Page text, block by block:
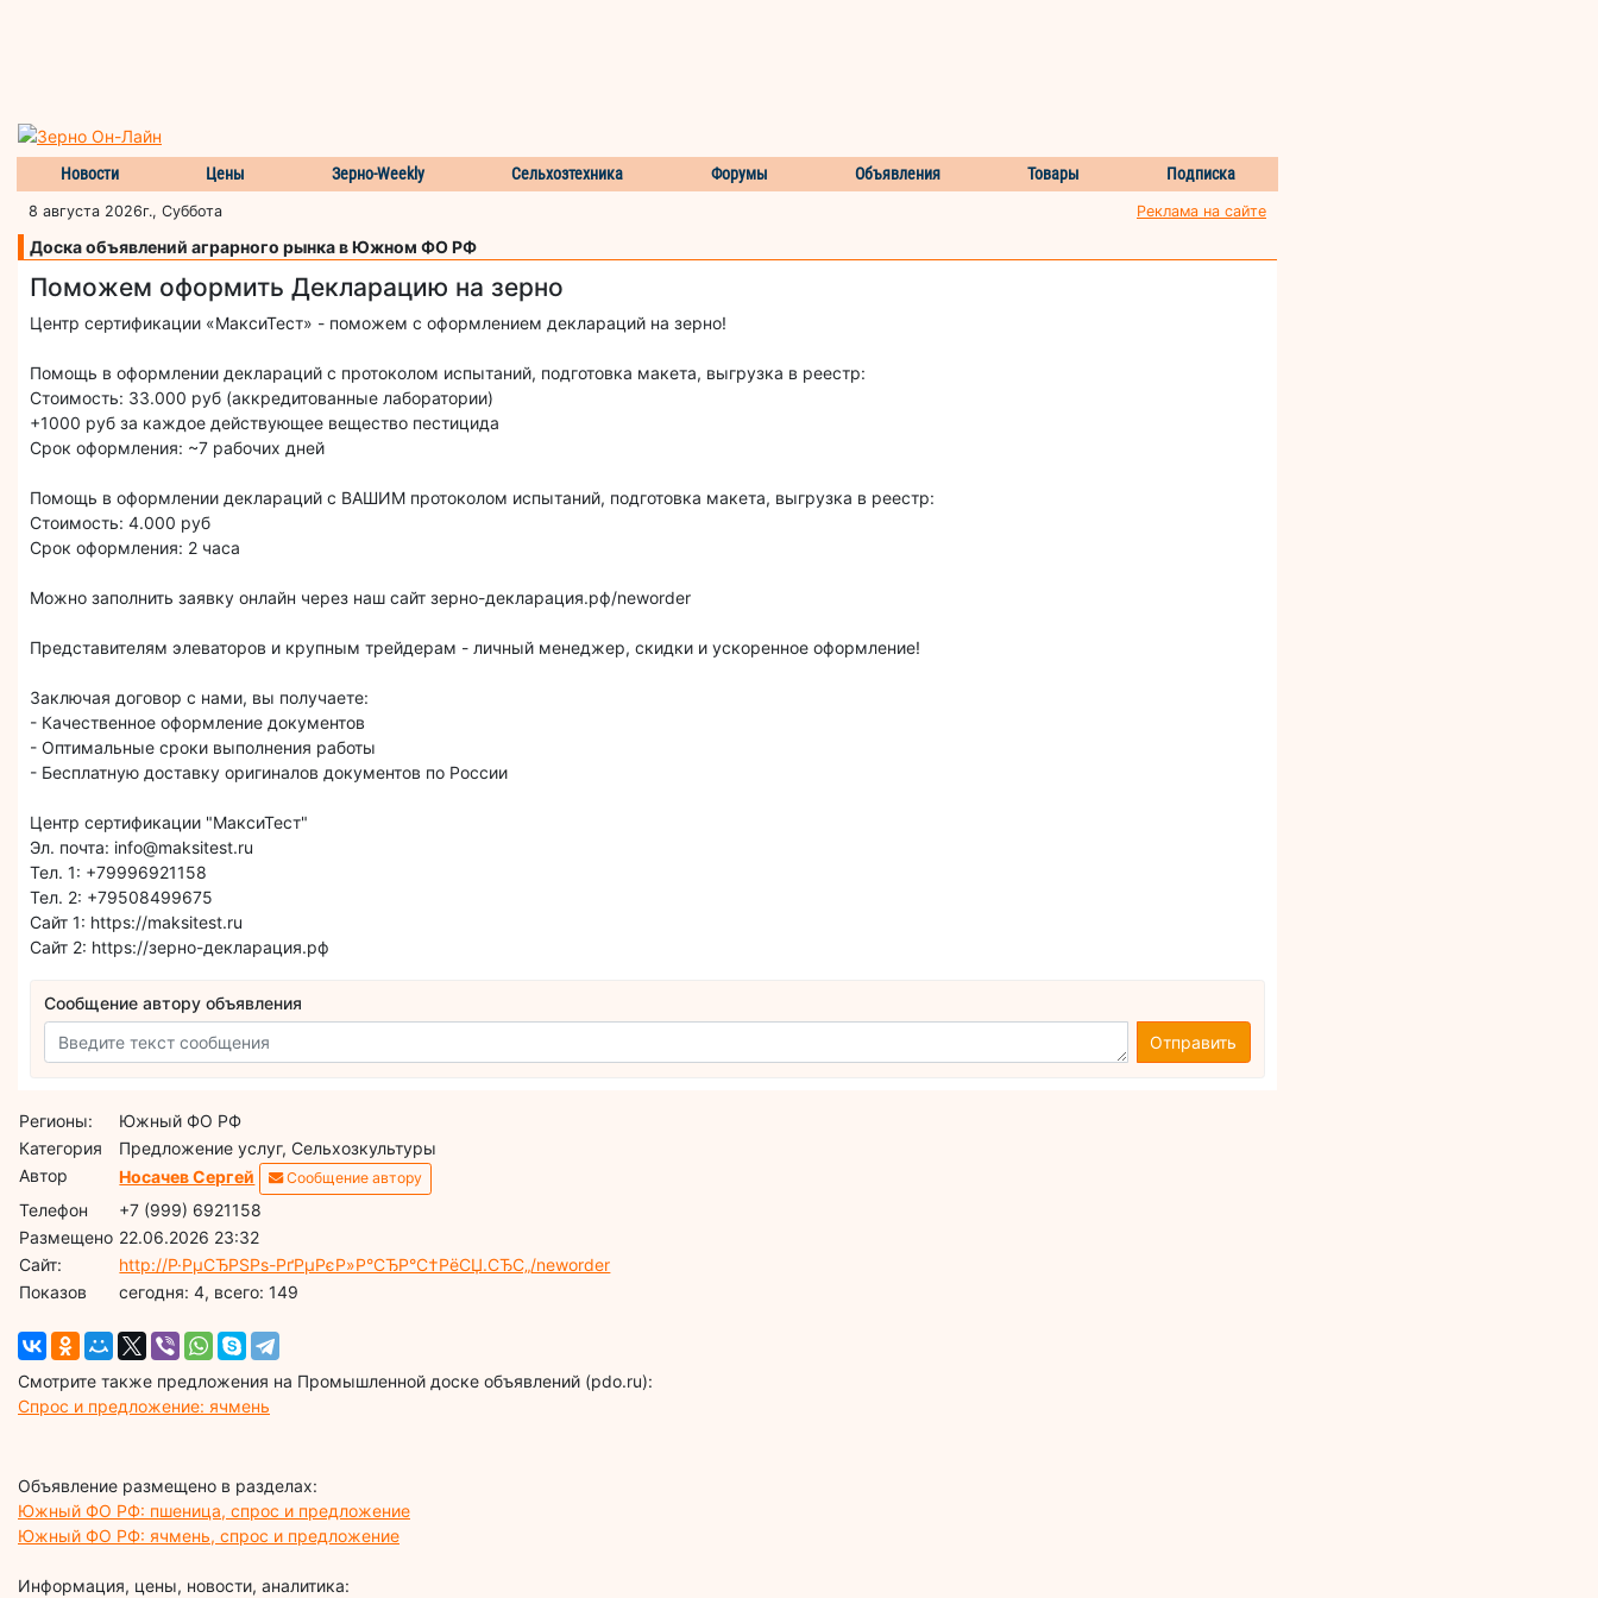
Новости Цены Зерно-Weekly Сельхозтехника Форумы Объявления Товары Подписка
8 августа 2026г., Суббота Реклама на сайте
Доска объявлений аграрного рынка в Южном ФО РФ
Поможем оформить Декларацию на зерно
Центр сертификации «МаксиТест» - поможем с оформлением деклараций на зерно!
Помощь в оформлении деклараций с протоколом испытаний, подготовка макета, выгрузка в реестр:
Стоимость: 33.000 руб (аккредитованные лаборатории)
+1000 руб за каждое действующее вещество пестицида
Срок оформления: ~7 рабочих дней
Помощь в оформлении деклараций с ВАШИМ протоколом испытаний, подготовка макета, выгрузка в реестр:
Стоимость: 4.000 руб
Срок оформления: 2 часа
Можно заполнить заявку онлайн через наш сайт зерно-декларация.рф/neworder
Представителям элеваторов и крупным трейдерам - личный менеджер, скидки и ускоренное оформление!
Заключая договор с нами, вы получаете:
- Качественное оформление документов
- Оптимальные сроки выполнения работы
- Бесплатную доставку оригиналов документов по России
Центр сертификации "МаксиТест"
Эл. почта: info@maksitest.ru
Тел. 1: +79996921158
Тел. 2: +79508499675
Сайт 1: https://maksitest.ru
Сайт 2: https://зерно-декларация.рф
Сообщение автору объявления
Отправить
Регионы:
Южный ФО РФ
Категория
Предложение услуг, Сельхозкультуры
Автор
Носачев Сергей Сообщение автору
Телефон
+7 (999) 6921158
Размещено 22.06.2026 23:32
Сайт:
http://Р·РµСЂРЅРѕ-РґРµРєР»Р°СЂР°С†РёСЏ.СЂС„/neworder
Показов
cегодня: 4, всего: 149
Смотрите также предложения на Промышленной доске объявлений (pdo.ru):
Спрос и предложение: ячмень
Объявление размещено в разделах:
Южный ФО РФ: пшеница, спрос и предложение
Южный ФО РФ: ячмень, спрос и предложение
Информация, цены, новости, аналитика: